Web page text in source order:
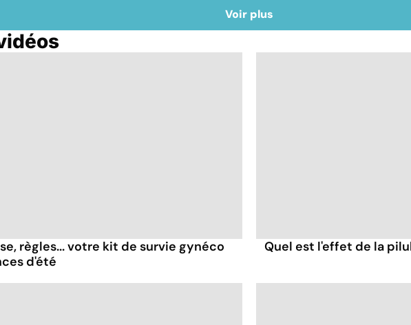
Voir plus
règles... votre kit de survie gynéco
d'été
Quel est l'effet de la